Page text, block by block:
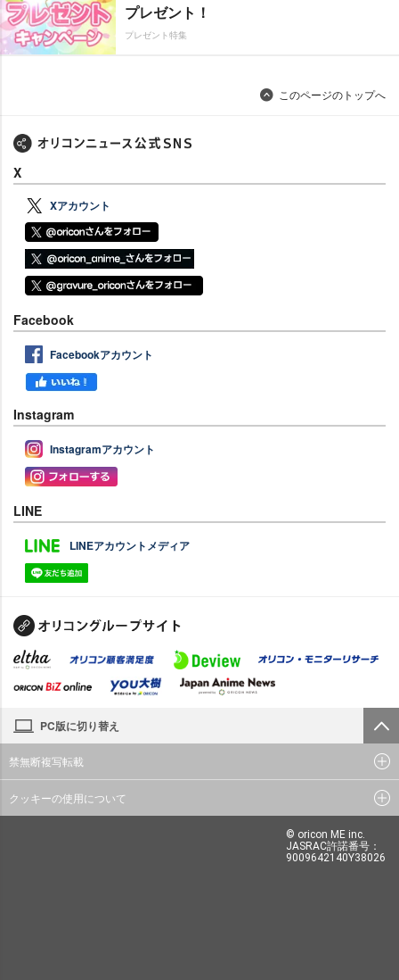
プレゼント！
プレゼント特集
このページのトップへ
X
Xアカウント
Facebook
Facebookアカウント
Instagram
Instagramアカウント
LINE
LINEアカウントメディア
PC版に切り替え
禁無断複写転載
クッキーの使用について
© oricon ME inc.
JASRAC許諾番号：
9009642140Y38026